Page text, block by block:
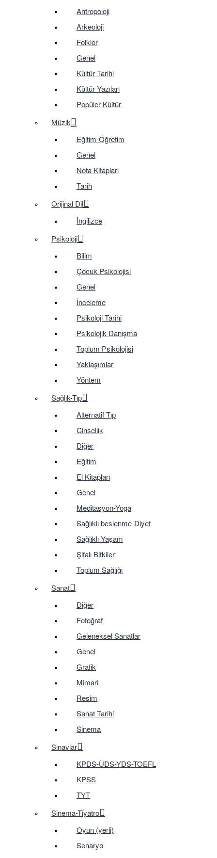
Antropoloji
Arkeoloji
Folklor
Genel
Kültür Tarihi
Kültür Yazıları
Popüler Kültür
Müzik
Eğitim-Öğretim
Genel
Nota Kitapları
Tarih
Orijinal Dil
İngilizce
Psikoloji
Bilim
Çocuk Psikolojisi
Genel
İnceleme
Psikoloji Tarihi
Psikolojik Danışma
Toplum Psikolojisi
Yaklaşımlar
Yöntem
Sağlık-Tıp
Alternatif Tıp
Cinsellik
Diğer
Eğitim
El Kitapları
Genel
Meditasyon-Yoga
Sağlıklı beslenme-Diyet
Sağlıklı Yaşam
Şifalı Bitkiler
Toplum Sağlığı
Sanat
Diğer
Fotoğraf
Geleneksel Sanatlar
Genel
Grafik
Mimari
Resim
Sanat Tarihi
Sinema
Sınavlar
KPDS-ÜDS-YDS-TOEFL
KPSS
TYT
Sinema-Tiyatro
Oyun (yerli)
Senaryo